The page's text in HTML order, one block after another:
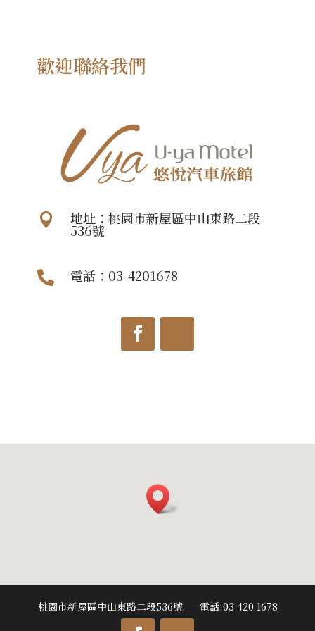
歡迎聯絡我們
 地址：桃園市新屋區中山東路二段
536號
 電話：03-4201678
桃園市新屋區中山東路二段536號 電話:03 420 1678